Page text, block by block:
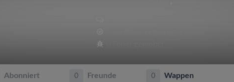
Abonniert 0 Freunde 0 Wappen